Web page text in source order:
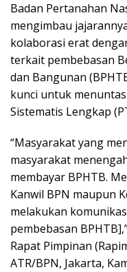
Badan Pertanahan
mengimbau
kolaborasi erat
terkait pembebasan
dan Bangunan
kunci untuk
Sistematis Lengkap
“Masyarakat yang
masyarakat
membayar BPHTB.
Kanwil BPN maupun
melakukan
pembebasan
Rapat Pimpinan
ATR/BPN, Jakarta,